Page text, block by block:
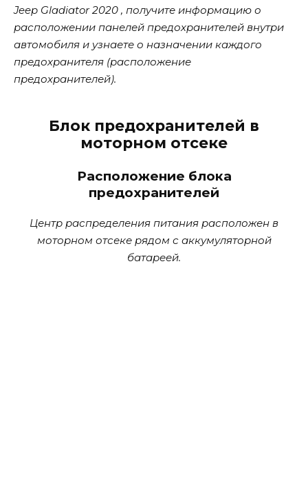
Jeep Gladiator 2020 , получите информацию о
расположении панелей предохранителей внутри
автомобиля и узнаете о назначении каждого
предохранителя (расположение
предохранителей).
Блок предохранителей в
моторном отсеке
Расположение блока
предохранителей
Центр распределения питания расположен в
моторном отсеке рядом с аккумуляторной
батареей.